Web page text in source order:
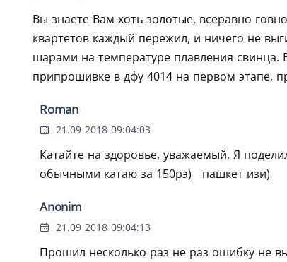
Вы знаете Вам хоть золотые, всеравно
квартетов каждый пережил, и ничего не
шарами на температуре плавления свинца.
припрошивке в дфу 4014 на первом этапе,
Roman
21.09 2018 09:04:03
Катайте на здоровье, уважаемый. Я
обычными катаю за 150рэ) ‍ ‍ пашкет изи)
Anonim
21.09 2018 09:04:13
Прошил несколько раз не раз ошибку не